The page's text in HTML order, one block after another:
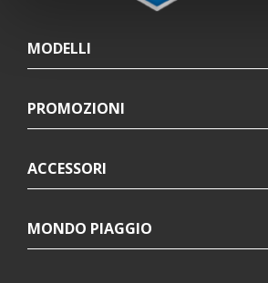
MODELLI
PROMOZIONI
ACCESSORI
MONDO PIAGGIO